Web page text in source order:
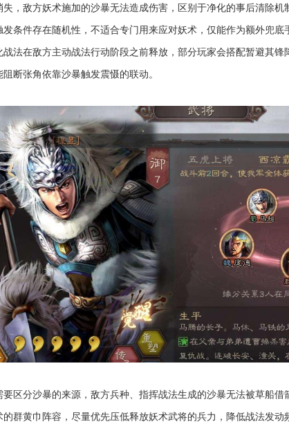
，敌方妖术施加的沙暴无法造成伤害，区别于净化的事后清除
发条件存在随机性，不适合专门用来应对妖术，仅能作为额外兜
战法在敌方主动战法行动阶段之前释放，部分玩家会搭配暂避其
断张角依靠沙暴触发震慑的联动。
要区分沙暴的来源，敌方兵种、指挥战法生成的沙暴无法被草船
群黄巾阵容，尽量优先压低释放妖术武将的兵力，降低战法发